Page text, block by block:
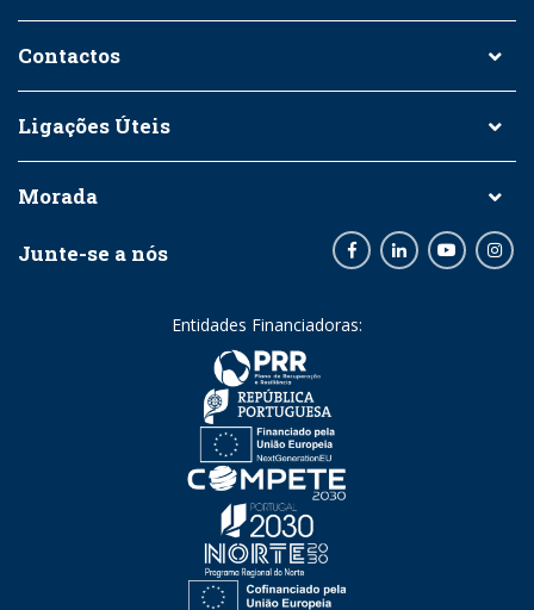
Contactos
Ligações Úteis
Morada
Junte-se a nós FacebookLinkedInYoutube
Entidades Financiadoras: